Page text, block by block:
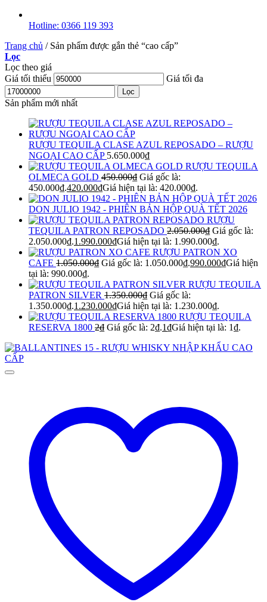
Hotline: 0366 119 393
Trang chủ /Sản phẩm được gắn thẻ “cao cấp”
Lọc
Lọc theo giá
Giá tối thiểu
Giá tối đa
Lọc
Sản phẩm mới nhất
RƯỢU TEQUILA CLASE AZUL REPOSADO – RƯỢU
NGOẠI CAO CẤP 5.650.000₫
RƯỢU TEQUILA
OLMECA GOLD 450.000₫ Giá gốc là:
450.000₫.420.000₫Giá hiện tại là: 420.000₫.
DON JULIO 1942 - PHIÊN BẢN HỘP QUÀ TẾT 2026
RƯỢU
TEQUILA PATRON REPOSADO 2.050.000₫ Giá gốc là:
2.050.000₫.1.990.000₫Giá hiện tại là: 1.990.000₫.
RƯỢU PATRON XO
CAFE 1.050.000₫ Giá gốc là: 1.050.000₫.990.000₫Giá hiện
tại là: 990.000₫.
RƯỢU TEQUILA
PATRON SILVER 1.350.000₫ Giá gốc là:
1.350.000₫.1.230.000₫Giá hiện tại là: 1.230.000₫.
RƯỢU TEQUILA
RESERVA 1800 2₫ Giá gốc là: 2₫.1₫Giá hiện tại là: 1₫.